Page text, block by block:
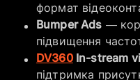
формат
Bumper Ads —
підвищення
DV360In-stream
підтримка